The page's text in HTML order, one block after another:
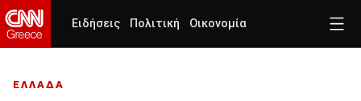
Ειδήσεις Πολιτική Οικονομία
ΕΛΛΑΔΑ